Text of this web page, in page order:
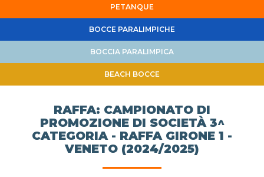
PETANQUE
BOCCE PARALIMPICHE
BOCCIA PARALIMPICA
BEACH BOCCE
RAFFA: CAMPIONATO DI
PROMOZIONE DI SOCIETÀ 3^
CATEGORIA - RAFFA GIRONE 1 -
VENETO (2024/2025)